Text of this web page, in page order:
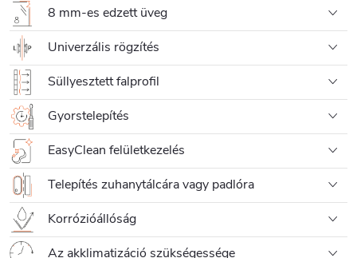
8 mm-es edzett üveg
Univerzális rögzítés
Süllyesztett falprofil
Gyorstelepítés
EasyClean felületkezelés
Telepítés zuhanytálcára vagy padlóra
Korrózióállóság
Az akklimatizáció szükségessége